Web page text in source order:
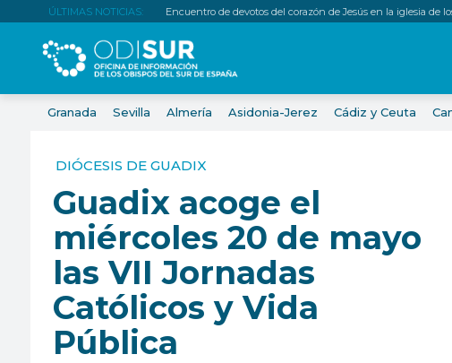
ÚLTIMAS NOTICIAS: Encuentro de devotos del corazón de Jesús en la iglesia de
Granada Sevilla Almería Asidonia-Jerez Cádiz y Ceuta
DIÓCESIS DE GUADIX
Guadix acoge el
miércoles 20 de mayo
las VII Jornadas
Católicos y Vida
Pública